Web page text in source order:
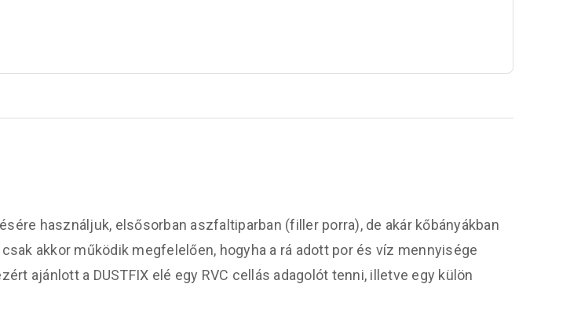
használjuk, elsősorban aszfaltiparban (filler porra), de akár kőbányákban
akkor működik megfelelően, hogyha a rá adott por és víz mennyisége
ajánlott a DUSTFIX elé egy RVC cellás adagolót tenni, illetve egy külön